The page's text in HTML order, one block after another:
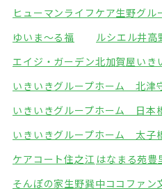
ヒューマンライフケア生野グル
ゆいま～る福
ルシエル井高
エイジ・ガーデン北加賀屋いき
いきいきグループホーム 北津
いきいきグループホーム 日本
いきいきグループホーム 太子
ケアコート住之江 はなまる苑豊
そんぽの家生野巽中ココファン